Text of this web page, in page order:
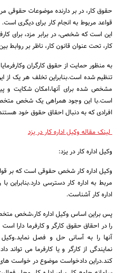
حقوق کار، در بر دارنده موضوعات حقوقی
قواعد مربوط به انجام کار برای دیگری
این است که شخصی، در برابر مزد، برای
کار، تحت عنوان قانون کار، ناظر بر روابط
به منظور حمایت از حقوق کارگران
تنظیم شده است.بنابراین تخلف هر یک از
مشخص شده برای آنها،امکان شکایت و
است.با این وجود همراهی یک شخص
افرادی که به دنبال احقاق حقوق خود
لینک مقاله وکیل اداره کار در یزد
وکیل اداره کار در یزد:
وکیل اداره کار شخص حقوقی است که بر
مربط به اداره کار دسترسی دارد.بنابراین
اداره کار آشناست.
پس براین اساس وکیل اداره کار،شخص
را در احقاق حقوق کارگر و کارفرما دارا
آنها را به آسانی حل و فصل نماید.وکیل
نمایندگی از کارگر و یا کارفرما می تواند
کند.دراین دادخواست موضوع در خواست